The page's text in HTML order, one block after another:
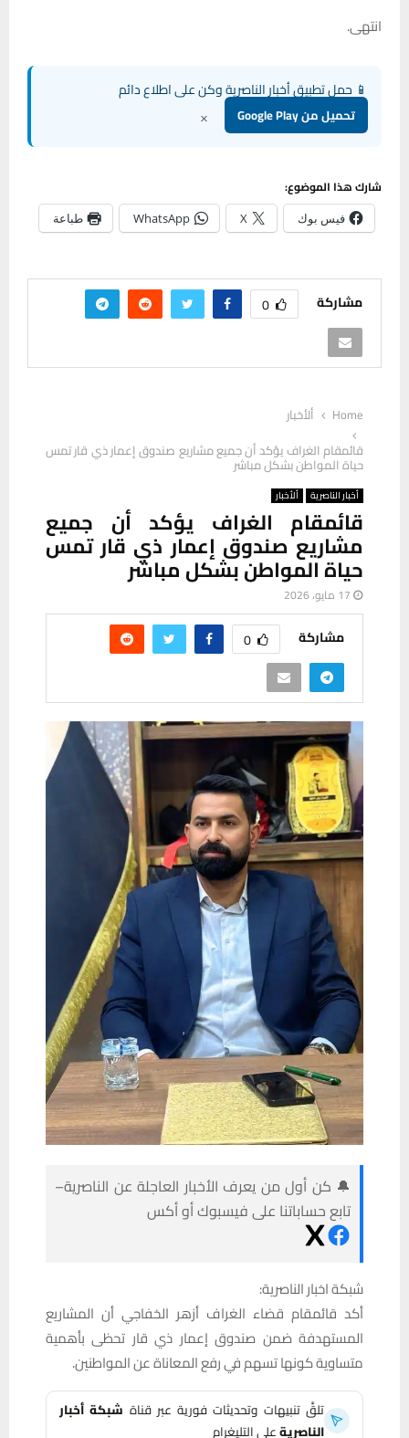
انتهى.
📱 حمل تطبيق أخبار الناصرية وكن على اطلاع دائم
تحميل من Google Play ×
شارك هذا الموضوع:
فيس بوك X
WhatsApp طباعة
مشاركة 0
Home
ألأخبار
قائمقام الغراف يؤكد أن جميع مشاريع صندوق إعمار ذي قار تمس
حياة المواطن بشكل مباشر
أخبار الناصرية ألأخبار
قائمقام الغراف يؤكد أن جميع
مشاريع صندوق إعمار ذي قار تمس
حياة المواطن بشكل مباشر
17 مايو، 2026
مشاركة 0
🔔 كن أول من يعرف الأخبار العاجلة عن الناصرية–
تابع حساباتنا على فيسبوك أو أكس
شبكة اخبار الناصرية:
أكد قائمقام قضاء الغراف أزهر الخفاجي أن المشاريع
المستهدفة ضمن صندوق إعمار ذي قار تحظى بأهمية
متساوية كونها تسهم في رفع المعاناة عن المواطنين.
تلقَّ تنبيهات وتحديثات فورية عبر قناة شبكة أخبار
الناصريةعلى التليغرام